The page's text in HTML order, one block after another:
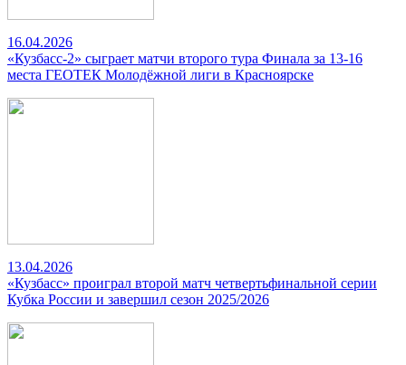
16.04.2026
«Кузбасс-2» сыграет матчи второго тура Финала за 13-16
места ГЕОТЕК Молодёжной лиги в Красноярске
13.04.2026
«Кузбасс» проиграл второй матч четвертьфинальной серии
Кубка России и завершил сезон 2025/2026